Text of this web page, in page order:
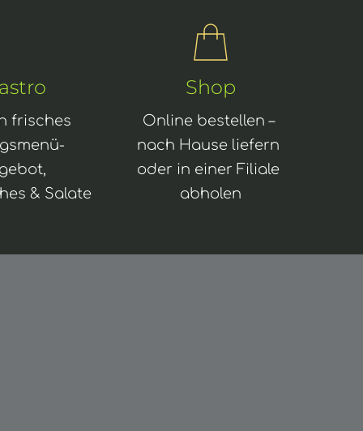
frisches
& Salate
Shop
Online bestellen –
nach Hause liefern
oder in einer Filiale
abholen